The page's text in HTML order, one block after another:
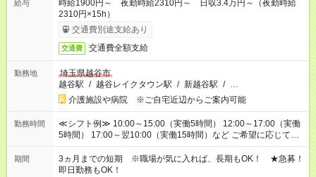
給与
時給1900円～ 夜勤時給2310円～ 日収3.4万円～（夜勤時給
2310円×15h）
交通費別途支給あり
交通費 交通費全額支給
勤務地
埼玉県越谷市
越谷駅 / 越谷レイクタウン駅 / 新越谷駅 / …
介護施設や病院 ※ご自宅近辺からご案内可能
勤務時間
≪シフト例≫ 10:00～15:00（実働5時間） 12:00～17:00（実働
5時間） 17:00～翌10:00（実働15時間）など ご希望に応じて、
働く時間は調整できます！ お気軽に担当へ相談ください！
期間
3ヵ月までの短期 ※職場が気に入れば、長期もOK！ ★急募！
即日勤務もOK！